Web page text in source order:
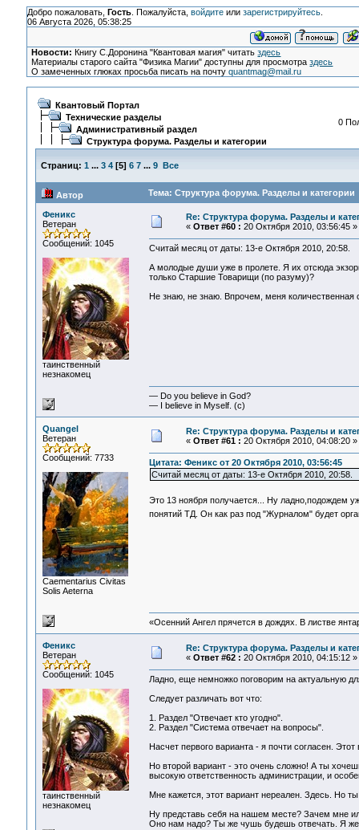
Добро пожаловать, Гость. Пожалуйста, войдитеили зарегистрируйтесь.
06 Августа 2026, 05:38:25
Новости: Книгу С.Доронина "Квантовая магия" читатьздесь
Материалы старого сайта "Физика Магии" доступны для просмотраздесь
О замеченных глюках просьба писать на почтуquantmag@mail.ru
Квантовый Портал
Технические разделы
Административный раздел
Структура форума. Разделы и категории
0
Страниц: 1 ... 3 4[5] 6 7 ... 9 Все
Автор Тема: Структура форума. Разделы и категории
Феникс
Ветеран
Сообщений: 1045
таинственный
незнакомец
Re: Структура форума. Разделы и
« Ответ #60 : 20 Октября 2010, 03:56:45 »
Считай месяц от даты: 13-е Октября 2010, 20:58.
А молодые души уже в пролете. Я их отсюда
только Старшие Товарищи (по разуму)?
Не знаю, не знаю. Впрочем, меня количественная
— Do you believe in God?
— I believe in Myself. (c)
Quangel
Ветеран
Сообщений: 7733
Сaementarius Civitas
Solis Aeterna
Re: Структура форума. Разделы и
« Ответ #61 : 20 Октября 2010, 04:08:20 »
Цитата: Феникс от 20 Октября 2010, 03:56:45
Считай месяц от даты: 13-е Октября 2010, 20:58.
Это 13 ноября получается... Ну ладно,подождем
понятий ТД. Он как раз под "Журналом" будет
«Осенний Ангел прячется в дождях. В листве
Феникс
Ветеран
Сообщений: 1045
таинственный
незнакомец
Re: Структура форума. Разделы и
« Ответ #62 : 20 Октября 2010, 04:15:12 »
Ладно, еще немножко поговорим на актуальную
Следует различать вот что:
1. Раздел "Отвечает кто угодно".
2. Раздел "Система отвечает на вопросы".
Насчет первого варианта - я почти согласен.
Но второй вариант - это очень сложно! А ты
высокую ответственность администрации, и
Мне кажется, этот вариант нереален. Здесь. Но
Ну представь себя на нашем месте? Зачем мне
Оно нам надо? Ты же чушь будешь отвечать. Я же